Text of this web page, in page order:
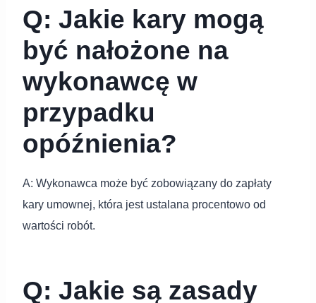
Q: Jakie kary mogą
być nałożone na
wykonawcę w
przypadku
opóźnienia?
A: Wykonawca może być zobowiązany do zapłaty
kary umownej, która jest ustalana procentowo od
wartości robót.
Q: Jakie są zasady